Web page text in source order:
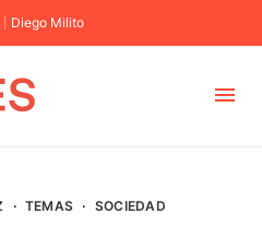
Diego Milito
· TEMAS · SOCIEDAD